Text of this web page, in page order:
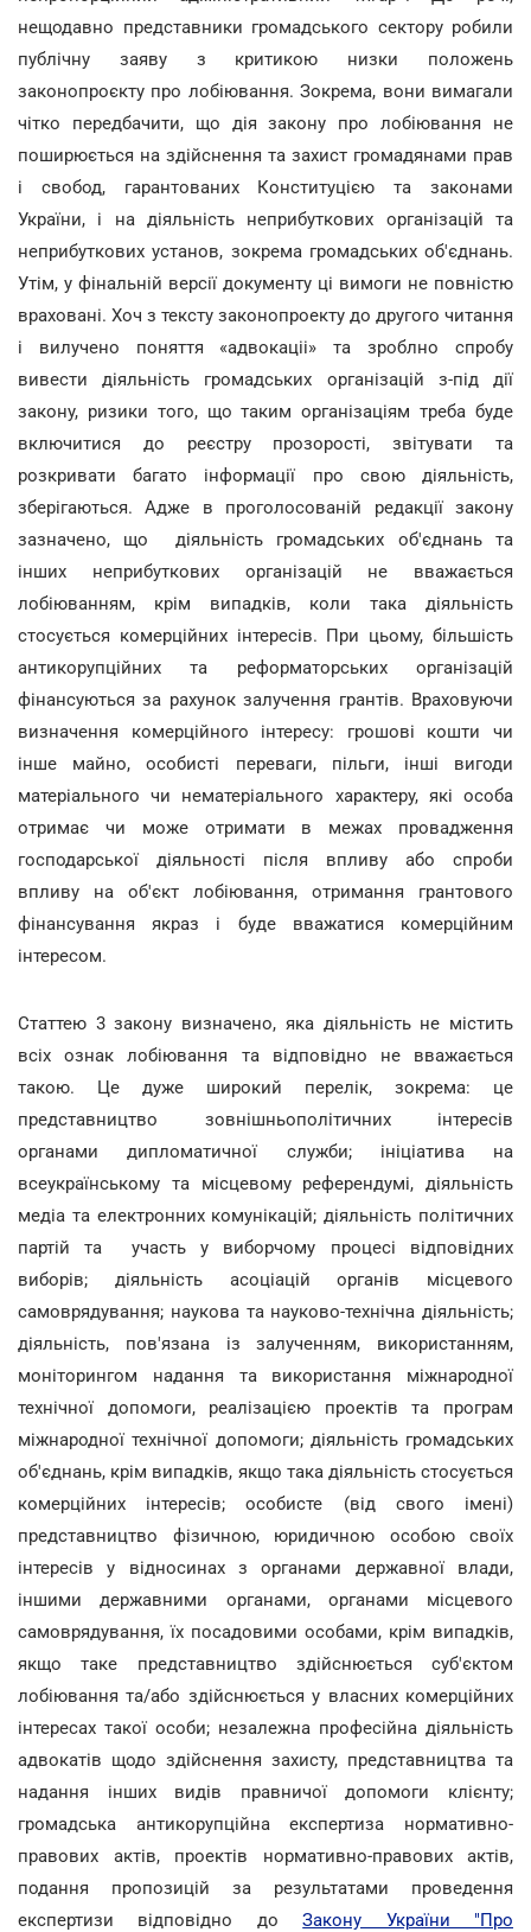
нещодавно представники громадського сектору робили
публічну заяву з критикою низки положень
законопроєкту про лобіювання. Зокрема, вони вимагали
чітко передбачити, що дія закону про лобіювання не
поширюється на здійснення та захист громадянами прав
і свобод, гарантованих Конституцією та законами
України, і на діяльність неприбуткових організацій та
неприбуткових установ, зокрема громадських об'єднань.
Утім, у фінальній версії документу ці вимоги не повністю
враховані. Хоч з тексту законопроекту до другого читання
і вилучено поняття «адвокаціі» та зроблно спробу
вивести діяльність громадських організацій з-під дії
закону, ризики того, що таким організаціям треба буде
включитися до реєстру прозорості, звітувати та
розкривати багато інформації про свою діяльність,
зберігаються. Адже в проголосованій редакції закону
зазначено, що діяльність громадських об'єднань та
інших неприбуткових організацій не вважається
лобіюванням, крім випадків, коли така діяльність
стосується комерційних інтересів. При цьому, більшість
антикорупційних та реформаторських організацій
фінансуються за рахунок залучення грантів. Враховуючи
визначення комерційного інтересу: грошові кошти чи
інше майно, особисті переваги, пільги, інші вигоди
матеріального чи нематеріального характеру, які особа
отримає чи може отримати в межах провадження
господарської діяльності після впливу або спроби
впливу на об'єкт лобіювання, отримання грантового
фінансування якраз і буде вважатися комерційним
інтересом.
Статтею 3 закону визначено, яка діяльність не містить
всіх ознак лобіювання та відповідно не вважається
такою. Це дуже широкий перелік, зокрема: це
представництво зовнішньополітичних інтересів
органами дипломатичної служби; ініціатива на
всеукраїнському та місцевому референдумі, діяльність
медіа та електронних комунікацій; діяльність політичних
партій та участь у виборчому процесі відповідних
виборів; діяльність асоціацій органів місцевого
самоврядування; наукова та науково-технічна діяльність;
діяльність, пов'язана із залученням, використанням,
моніторингом надання та використання міжнародної
технічної допомоги, реалізацією проектів та програм
міжнародної технічної допомоги; діяльність громадських
об'єднань, крім випадків, якщо така діяльність стосується
комерційних інтересів; особисте (від свого імені)
представництво фізичною, юридичною особою своїх
інтересів у відносинах з органами державної влади,
іншими державними органами, органами місцевого
самоврядування, їх посадовими особами, крім випадків,
якщо таке представництво здійснюється суб'єктом
лобіювання та/або здійснюється у власних комерційних
інтересах такої особи; незалежна професійна діяльність
адвокатів щодо здійснення захисту, представництва та
надання інших видів правничої допомоги клієнту;
громадська антикорупційна експертиза нормативно-
правових актів, проектів нормативно-правових актів,
подання пропозицій за результатами проведення
експертизи відповідно доЗакону України "Про